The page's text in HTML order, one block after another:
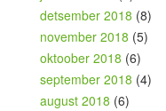
detsember 2018 (8)
november 2018 (5)
oktoober 2018 (6)
september 2018 (4)
august 2018 (6)